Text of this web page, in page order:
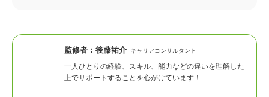
監修者： 後藤祐介 キャリアコンサルタント
一人ひとりの経験、スキル、能力などの違いを理解した
上でサポートすることを心がけています！